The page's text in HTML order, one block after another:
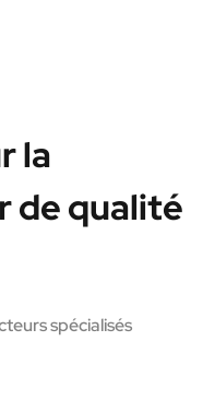
la
de qualité
spécialisés